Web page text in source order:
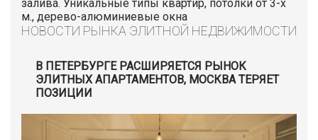
залива. Уникальные типы квартир, потолки от 3-х
м., дерево-алюминиевые окна
НОВОСТИ РЫНКА ЭЛИТНОЙ НЕДВИЖИМОСТИ
В ПЕТЕРБУРГЕ РАСШИРЯЕТСЯ РЫНОК
ЭЛИТНЫХ АПАРТАМЕНТОВ, МОСКВА ТЕРЯЕТ
ПОЗИЦИИ